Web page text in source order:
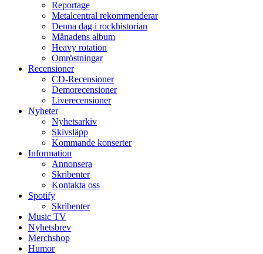
Reportage
Metalcentral rekommenderar
Denna dag i rockhistorian
Månadens album
Heavy rotation
Omröstningar
Recensioner
CD-Recensioner
Demorecensioner
Liverecensioner
Nyheter
Nyhetsarkiv
Skivsläpp
Kommande konserter
Information
Annonsera
Skribenter
Kontakta oss
Spotify
Skribenter
Music TV
Nyhetsbrev
Merchshop
Humor